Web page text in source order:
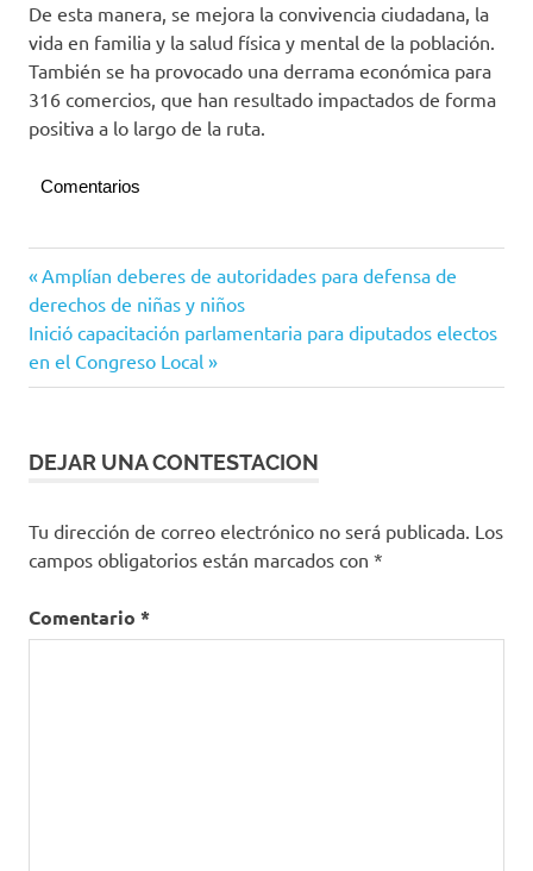
De esta manera, se mejora la convivencia ciudadana, la
vida en familia y la salud física y mental de la población.
También se ha provocado una derrama económica para
316 comercios, que han resultado impactados de forma
positiva a lo largo de la ruta.
Comentarios
Navegación
de
entradas
Entrada
anterior:
Amplían deberes de autoridades para defensa de
derechos de niñas y niños
Siguiente
entrada:
Inició capacitación parlamentaria para diputados electos
en el Congreso Local
DEJAR UNA CONTESTACION
Tu dirección de correo electrónico no será publicada. Los
campos obligatorios están marcados con *
Comentario *